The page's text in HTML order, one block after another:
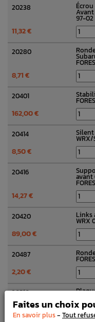
20238 Avant
97-02
11,32 €
20280
8,71 €
20401
162,00 €
20414 WRX/
8,50 €
20416 avant
14,27 €
20420 Links
WRX
89,00 €
20487
2,20 €
20510
21,58 €
Faites un choix
En savoir plus- Tout